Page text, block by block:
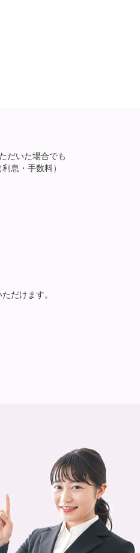
だいた場合でも
息・手数料）
だけます。